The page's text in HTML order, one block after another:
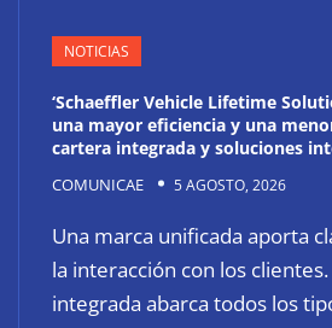
NOTICIAS
‘Schaeffler Vehicle Lifetime
una mayor eficiencia y una
cartera integrada y soluciones
COMUNICAE 5 AGOSTO, 2026
Una marca unificada aporta
la interacción con los clientes.
integrada abarca todos los